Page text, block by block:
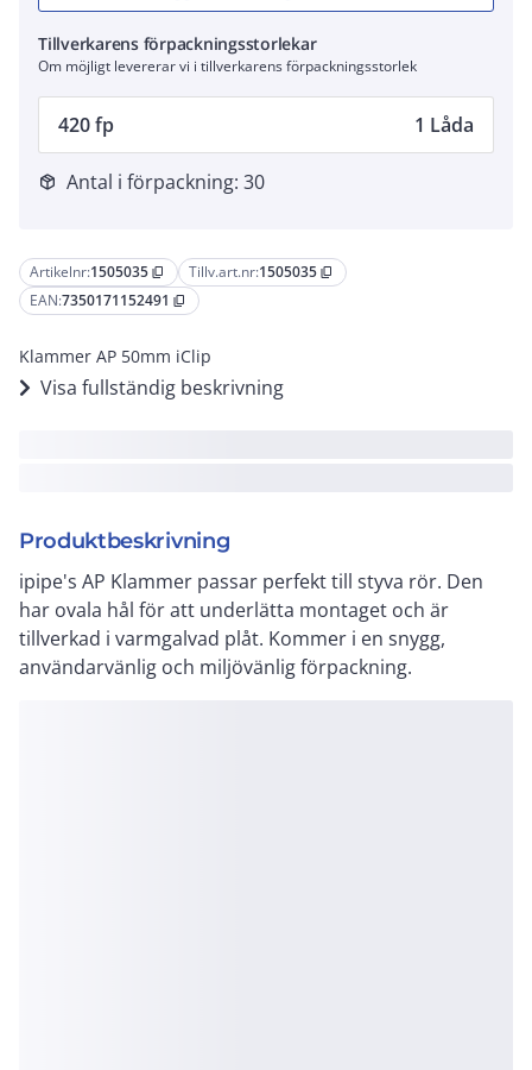
Artikelnr:1505035 content_copy Tillv.art.nr:1505035 content_copy
EAN:7350171152491 content_copy
Klammer AP 50mm iClip
Visa fullständig beskrivning
Produktbeskrivning
ipipe's AP Klammer passar perfekt till styva rör. Den
har ovala hål för att underlätta montaget och är
tillverkad i varmgalvad plåt. Kommer i en snygg,
användarvänlig och miljövänlig förpackning.
Tillverkarens förpackningsstorlekar
Om möjligt levererar vi i tillverkarens förpackningsstorlek
420 fp 1 Låda
package_2 Antal i förpackning: 30